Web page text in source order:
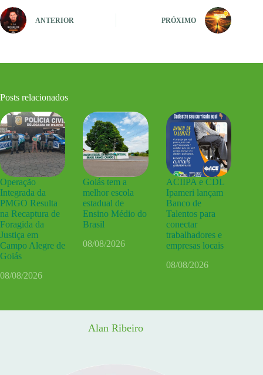
ANTERIOR PRÓXIMO
Posts relacionados
Operação
Integrada da
PMGO Resulta
na Recaptura de
Foragida da
Justiça em
Campo Alegre de
Goiás
08/08/2026
Goiás tem a
melhor escola
estadual de
Ensino Médio do
Brasil
08/08/2026
ACIIPA e CDL
Ipameri lançam
Banco de
Talentos para
conectar
trabalhadores e
empresas locais
08/08/2026
Alan Ribeiro